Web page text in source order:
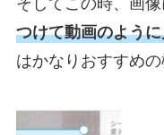
そしてこの時、画
つけて動画のよう
はかなりおすすめの